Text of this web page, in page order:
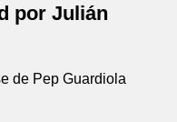
por Julián